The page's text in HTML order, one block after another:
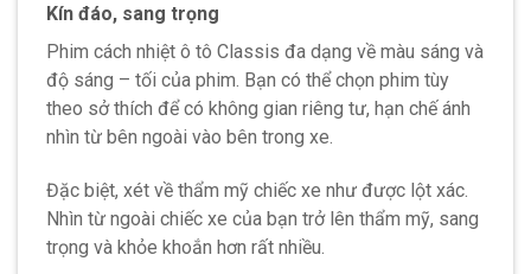
Kín đáo, sang trọng
Phim cách nhiệt ô tô Classis đa dạng về màu sáng và
độ sáng – tối của phim. Bạn có thể chọn phim tùy
theo sở thích để có không gian riêng tư, hạn chế ánh
nhìn từ bên ngoài vào bên trong xe.
Đặc biệt, xét về thẩm mỹ chiếc xe như được lột xác.
Nhìn từ ngoài chiếc xe của bạn trở lên thẩm mỹ, sang
trọng và khỏe khoắn hơn rất nhiều.